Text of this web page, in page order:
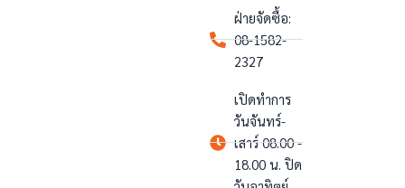
ฝ่ายจัดซื้อ:
08-1582-
2327
เปิดทำการ
วันจันทร์-
เสาร์ 08.00 -
18.00 น. ปิด